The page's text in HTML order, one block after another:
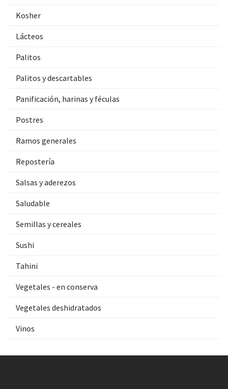
Kosher
Lácteos
Palitos
Palitos y descartables
Panificación, harinas y féculas
Postres
Ramos generales
Repostería
Salsas y aderezos
Saludable
Semillas y cereales
Sushi
Tahini
Vegetales - en conserva
Vegetales deshidratados
Vinos